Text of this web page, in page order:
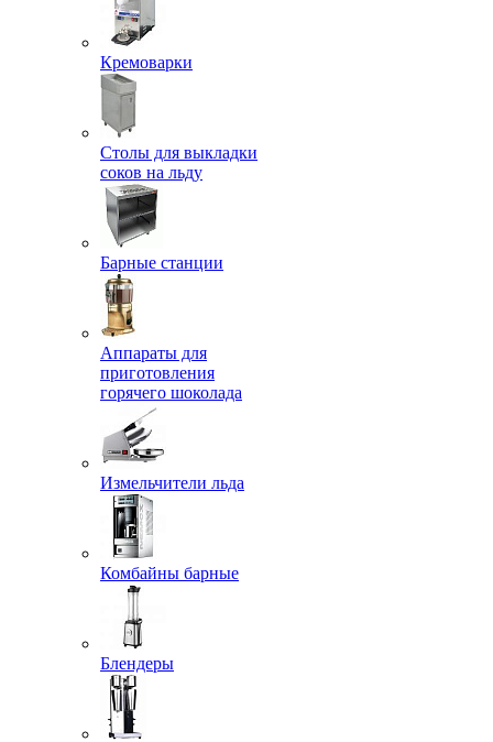
Кремоварки
Столы для выкладки
соков на льду
Барные станции
Аппараты для
приготовления
горячего шоколада
Измельчители льда
Комбайны барные
Блендеры